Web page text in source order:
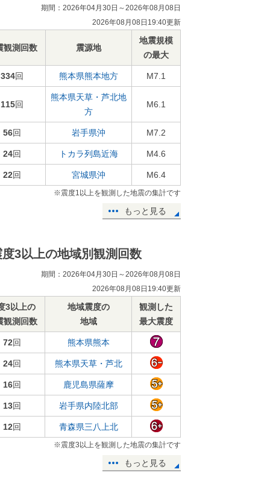
期間：2026年04月30日～2026年08月08日
2026年08月08日19:40更新
観測回数 震源地
地震規模
の最大
334回 熊本県熊本地方 M7.1
115回
熊本県天草・芦北地
方
M6.1
56回 岩手県沖 M7.2
24回 トカラ列島近海 M4.6
22回 宮城県沖 M6.4
※震度1以上を観測した地震の集計です
もっと見る
度3以上の地域別観測回数
期間：2026年04月30日～2026年08月08日
2026年08月08日19:40更新
3以上の
観測回数
地域震度の
地域
観測した
最大震度
72回 熊本県熊本
24回 熊本県天草・芦北
16回 鹿児島県薩摩
13回 岩手県内陸北部
12回 青森県三八上北
※震度3以上を観測した地震の集計です
もっと見る